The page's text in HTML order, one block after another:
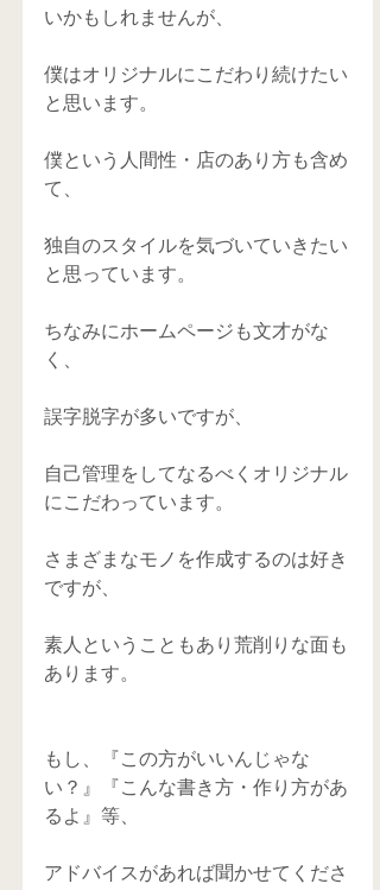
いかもしれませんが、
僕はオリジナルにこだわり続けたい
と思います。
僕という人間性・店のあり方も含め
て、
独自のスタイルを気づいていきたい
と思っています。
ちなみにホームページも文才がな
く、
誤字脱字が多いですが、
自己管理をしてなるべくオリジナル
にこだわっています。
さまざまなモノを作成するのは好き
ですが、
素人ということもあり荒削りな面も
あります。
もし、『この方がいいんじゃな
い？』『こんな書き方・作り方があ
るよ』等、
アドバイスがあれば聞かせてくださ